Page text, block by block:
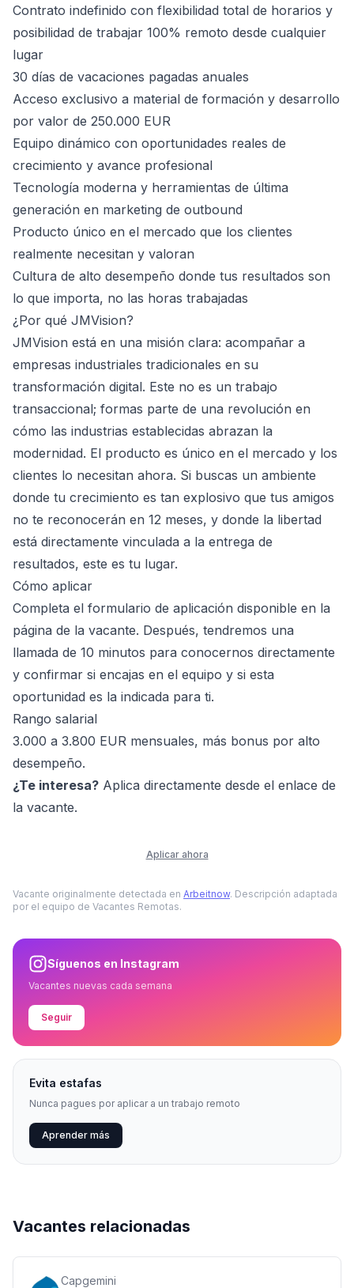
Contrato indefinido con flexibilidad total de horarios y
posibilidad de trabajar 100% remoto desde cualquier
lugar
30 días de vacaciones pagadas anuales
Acceso exclusivo a material de formación y desarrollo
por valor de 250.000 EUR
Equipo dinámico con oportunidades reales de
crecimiento y avance profesional
Tecnología moderna y herramientas de última
generación en marketing de outbound
Producto único en el mercado que los clientes
realmente necesitan y valoran
Cultura de alto desempeño donde tus resultados son
lo que importa, no las horas trabajadas
¿Por qué JMVision?
JMVision está en una misión clara: acompañar a
empresas industriales tradicionales en su
transformación digital. Este no es un trabajo
transaccional; formas parte de una revolución en
cómo las industrias establecidas abrazan la
modernidad. El producto es único en el mercado y los
clientes lo necesitan ahora. Si buscas un ambiente
donde tu crecimiento es tan explosivo que tus amigos
no te reconocerán en 12 meses, y donde la libertad
está directamente vinculada a la entrega de
resultados, este es tu lugar.
Cómo aplicar
Completa el formulario de aplicación disponible en la
página de la vacante. Después, tendremos una
llamada de 10 minutos para conocernos directamente
y confirmar si encajas en el equipo y si esta
oportunidad es la indicada para ti.
Rango salarial
3.000 a 3.800 EUR mensuales, más bonus por alto
desempeño.
¿Te interesa? Aplica directamente desde el enlace de
la vacante.
Aplicar ahora
Vacante originalmente detectada en Arbeitnow. Descripción adaptada
por el equipo de Vacantes Remotas.
Síguenos en Instagram
Vacantes nuevas cada semana
Seguir
Evita estafas
Nunca pagues por aplicar a un trabajo remoto
Aprender más
Vacantes relacionadas
Capgemini